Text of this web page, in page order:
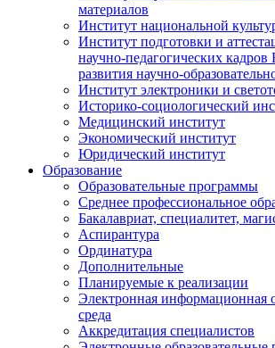
материалов
Институт национальной
Институт подготовки и
научно-педагогических
развития научно-
Институт электроники и
Историко-социологический
Медицинский институт
Экономический институт
Юридический институт
Образование
Образовательные программы
Среднее профессиональное
Бакалавриат, специалитет,
Аспирантура
Ординатура
Дополнительные
Планируемые к реализации
Электронная информационная
среда
Аккредитация специалистов